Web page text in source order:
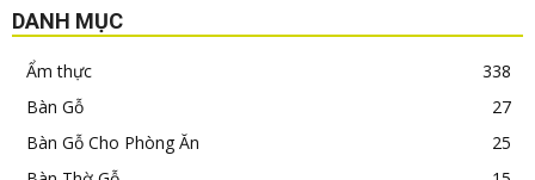
DANH MỤC
Ẩm thực
338
Bàn Gỗ
27
Bàn Gỗ Cho Phòng Ăn
25